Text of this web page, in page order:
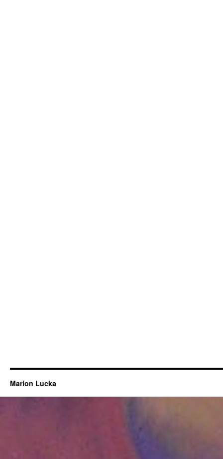
Marion Lucka